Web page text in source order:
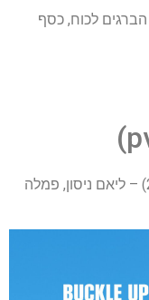
לכוח, כסף
האקדח העירום | טריילר רשמי (סרט 2025) – ליאם ניסון, פמלה